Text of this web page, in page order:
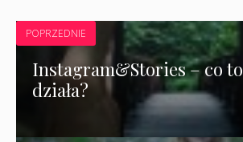
POPRZEDNIE
Instagram&Stories – co
działa?